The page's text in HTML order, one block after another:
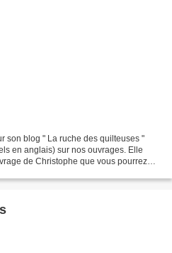
son blog " La ruche des quilteuses "
en anglais) sur nos ouvrages. Elle
de Christophe que vous pourrez